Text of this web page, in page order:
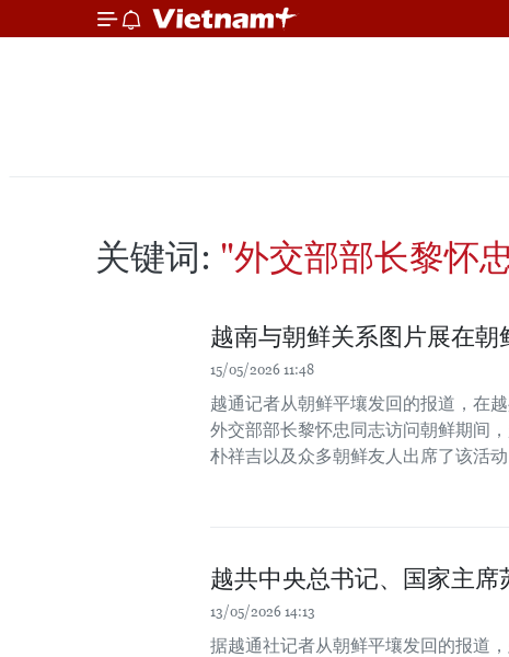
关键词: "外交部部长黎怀
越南与朝鲜关系图片展在朝
15/05/2026 11:48
越通记者从朝鲜平壤发回的报道，在
外交部部长黎怀忠同志访问朝鲜期间
朴祥吉以及众多朝鲜友人出席了该活动
越共中央总书记、国家主席
13/05/2026 14:13
据越通社记者从朝鲜平壤发回的报道